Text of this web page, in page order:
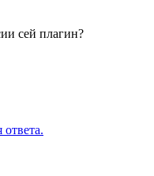
сей плагин?